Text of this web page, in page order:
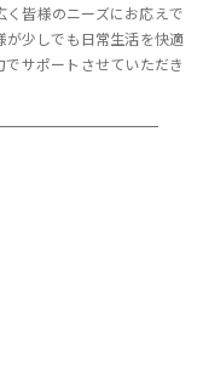
皆様のニーズにお応えで
が少しでも日常生活を快適
サポートさせていただき